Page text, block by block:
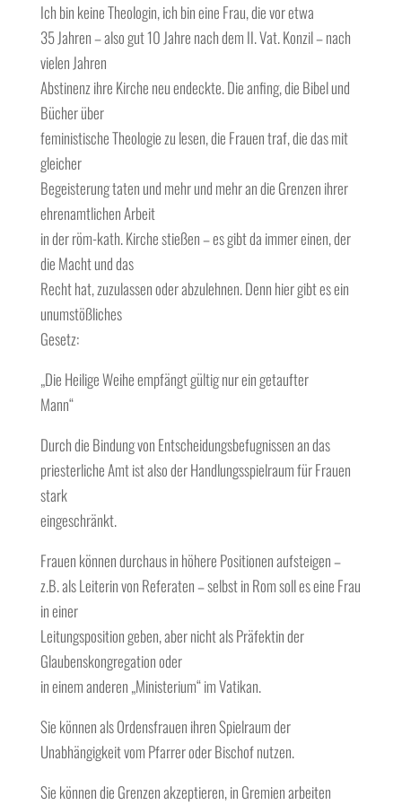
Ich bin keine Theologin, ich bin eine Frau, die vor etwa
35 Jahren – also gut 10 Jahre nach dem II. Vat. Konzil – nach
vielen Jahren
Abstinenz ihre Kirche neu endeckte. Die anfing, die Bibel und
Bücher über
feministische Theologie zu lesen, die Frauen traf, die das mit
gleicher
Begeisterung taten und mehr und mehr an die Grenzen ihrer
ehrenamtlichen Arbeit
in der röm-kath. Kirche stießen – es gibt da immer einen, der
die Macht und das
Recht hat, zuzulassen oder abzulehnen. Denn hier gibt es ein
unumstößliches
Gesetz:
„Die Heilige Weihe empfängt gültig nur ein getaufter
Mann“
Durch die Bindung von Entscheidungsbefugnissen an das
priesterliche Amt ist also der Handlungsspielraum für Frauen
stark
eingeschränkt.
Frauen können durchaus in höhere Positionen aufsteigen –
z.B. als Leiterin von Referaten – selbst in Rom soll es eine Frau
in einer
Leitungsposition geben, aber nicht als Präfektin der
Glaubenskongregation oder
in einem anderen „Ministerium“ im Vatikan.
Sie können als Ordensfrauen ihren Spielraum der
Unabhängigkeit vom Pfarrer oder Bischof nutzen.
Sie können die Grenzen akzeptieren, in Gremien arbeiten